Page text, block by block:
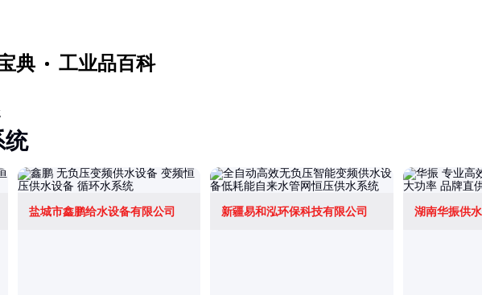
典 工业品百科
统
盐城市鑫鹏给水设备有限公司 新疆易和泓环保科技有限公司 湖南华振供